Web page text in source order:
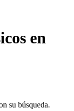
en
su búsqueda.